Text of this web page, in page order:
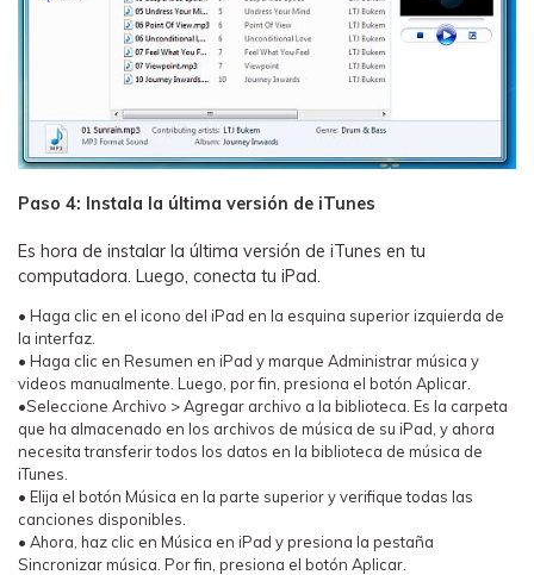
Paso 4: Instala la última versión de iTunes
Es hora de instalar la última versión de iTunes en tu
computadora. Luego, conecta tu iPad.
• Haga clic en el icono del iPad en la esquina superior izquierda de
la interfaz.
• Haga clic en Resumen en iPad y marque Administrar música y
videos manualmente. Luego, por fin, presiona el botón Aplicar.
•Seleccione Archivo > Agregar archivo a la biblioteca. Es la carpeta
que ha almacenado en los archivos de música de su iPad, y ahora
necesita transferir todos los datos en la biblioteca de música de
iTunes.
• Elija el botón Música en la parte superior y verifique todas las
canciones disponibles.
• Ahora, haz clic en Música en iPad y presiona la pestaña
Sincronizar música. Por fin, presiona el botón Aplicar.